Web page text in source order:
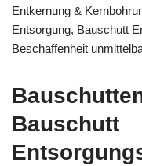
Entkernung &
Entsorgung, Bauschutt
Beschaffenheit
Bauschutt